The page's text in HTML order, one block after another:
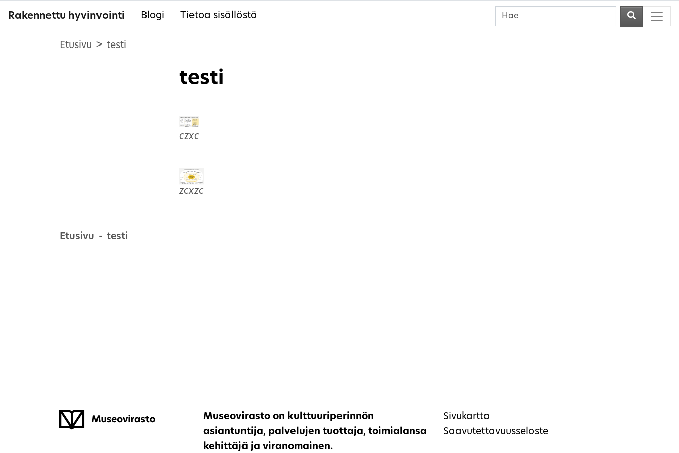
Rakennettu hyvinvointi Blogi Tietoa sisällöstä
Etusivu testi
testi
czxc
zcxzc
Etusivu testi
Museovirasto on kulttuuriperinnön
asiantuntija, palvelujen tuottaja, toimialansa
kehittäjä ja viranomainen.
Sivukartta
Saavutettavuusseloste